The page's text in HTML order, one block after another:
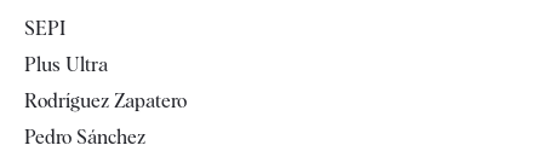
Televisión
SEPI
Plus Ultra
Rodríguez Zapatero
Pedro Sánchez